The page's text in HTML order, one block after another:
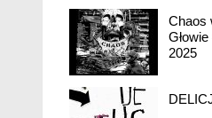
Chaos
2025